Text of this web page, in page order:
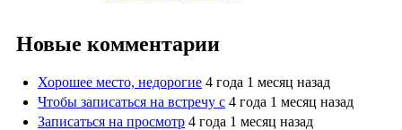
Новые комментарии
Хорошее место, недорогие 4 года 1 месяц назад
Чтобы записаться на встречу с 4 года 1 месяц назад
Записаться на просмотр 4 года 1 месяц назад